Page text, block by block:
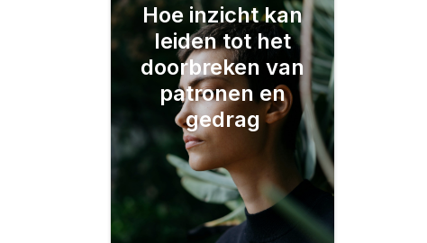
Hoe inzicht kan
leiden tot het
doorbreken van
patronen en
gedrag